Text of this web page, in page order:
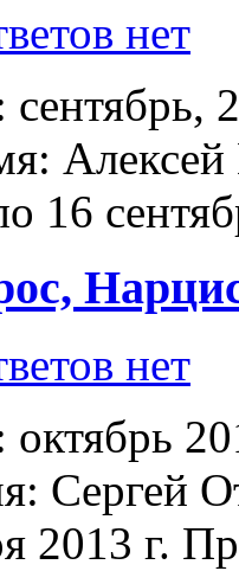
нет
16
нет
Сергей
2013 г.